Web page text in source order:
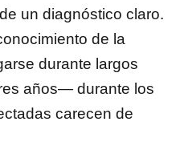
un diagnóstico claro.
de la
durante largos
años— durante los
carecen de